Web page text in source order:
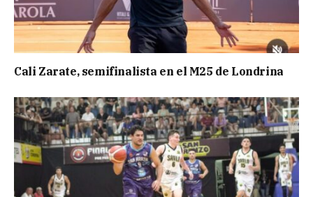
Cali Zarate, semifinalista en el M25 de Londrina